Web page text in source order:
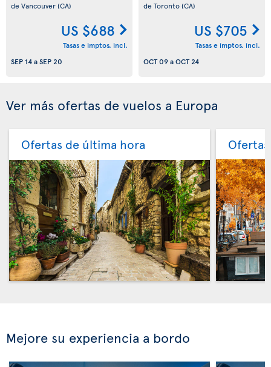
de Vancouver(CA)
US $688
Tasas e imptos. incl.
SEP 14aSEP 20
de Toronto(CA)
US $705
Tasas e imptos. incl.
OCT 09aOCT 24
Ver más ofertas de vuelos a Europa
Ofertas de última hora
Mejore su experiencia a bordo